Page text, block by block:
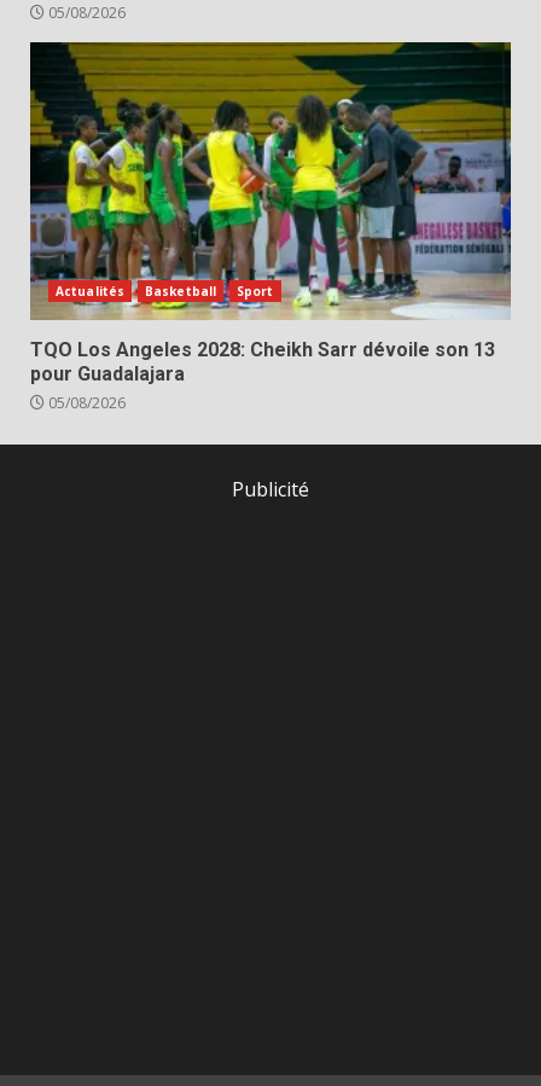
05/08/2026
Actualités Basketball Sport
TQO Los Angeles 2028: Cheikh Sarr dévoile son 13
pour Guadalajara
05/08/2026
Publicité